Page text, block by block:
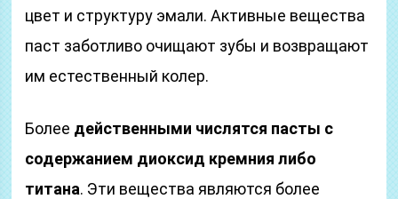
цвет и структуру эмали. Активные вещества
паст заботливо очищают зубы и возвращают
им естественный колер.
Более действенными числятся пасты с
содержанием диоксид кремния либо
титана. Эти вещества являются более